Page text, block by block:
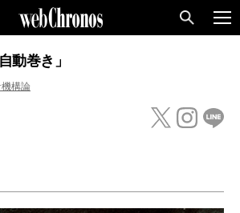
動巻き」
機構論